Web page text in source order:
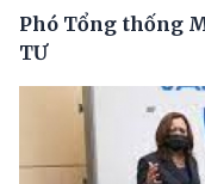
Phó Tổng thống
TƯ